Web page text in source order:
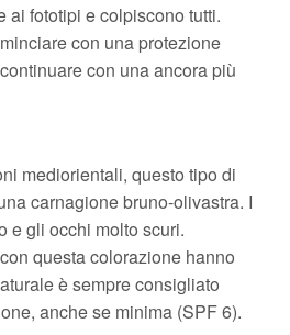
ai fototipi e colpiscono tutti.
con una protezione
con una ancora più
mediorientali, questo tipo di
carnagione bruno-olivastra. I
e gli occhi molto scuri.
questa colorazione hanno
è sempre consigliato
anche se minima (SPF 6).